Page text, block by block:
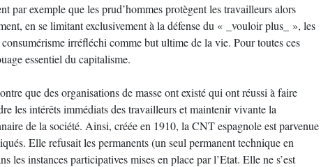
par exemple que les prud’hommes protègent les travailleurs alors
en se limitant exclusivement à la défense du « _vouloir plus_ », les
irréfléchi comme but ultime de la vie. Pour toutes ces
essentiel du capitalisme.
que des organisations de masse ont existé qui ont réussi à faire
les intérêts immédiats des travailleurs et maintenir vivante la
de la société. Ainsi, créée en 1910, la CNT espagnole est parvenue
Elle refusait les permanents (un seul permanent technique en
les instances participatives mises en place par l’Etat. Elle ne s’est